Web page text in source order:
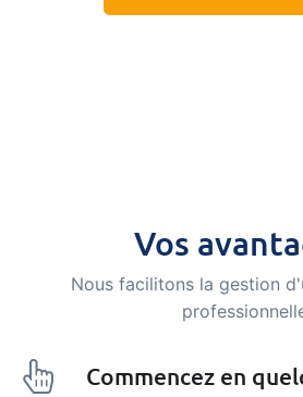
Vos
Nous facilitons la gestion
Commencez en